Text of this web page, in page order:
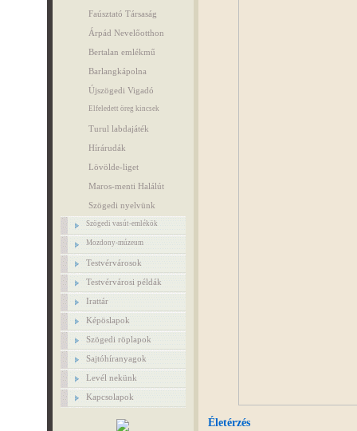
Faúsztató Társaság
Árpád Nevelőotthon
Bertalan emlékmű
Barlangkápolna
Újszögedi Vigadó
Elfeledett öreg kincsek
Turul labdajáték
Hírárudák
Lövölde-liget
Maros-menti Halálút
Szögedi nyelvünk
Szögedi vasút-emlékök
Mozdony-múzeum
Testvérvárosok
Testvérvárosi példák
Irattár
Képöslapok
Szögedi röplapok
Sajtóhíranyagok
Levél nekünk
Kapcsolapok
Életérzés